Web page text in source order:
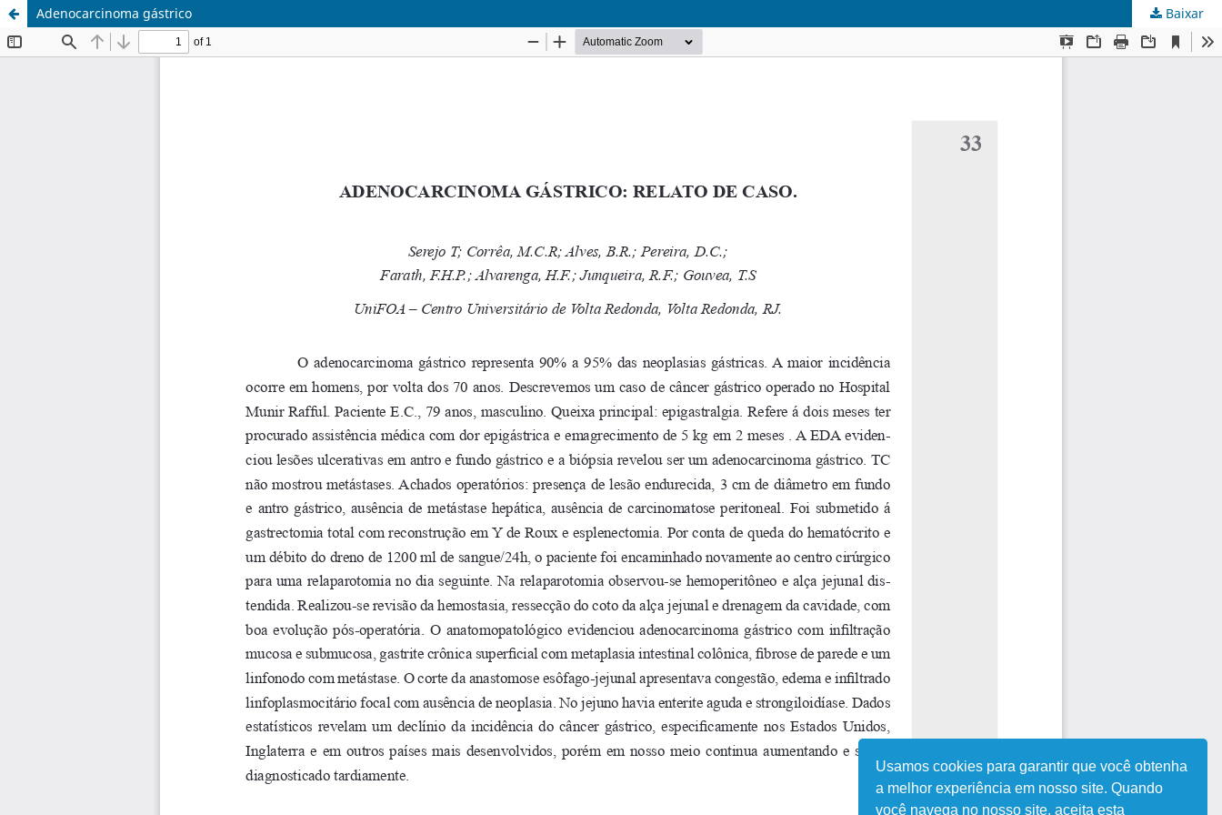
Usamos cookies para garantir que você obtenha
a melhor experiência em nosso site. Quando
você navega no nosso site, aceita esta
Adenocarcinoma gástrico Baixar